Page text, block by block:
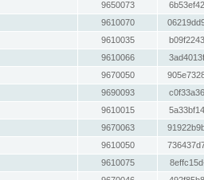
9650073
9610070
9610035
9610066
9670050
9690093
9610015
9670063
9610050
9610075